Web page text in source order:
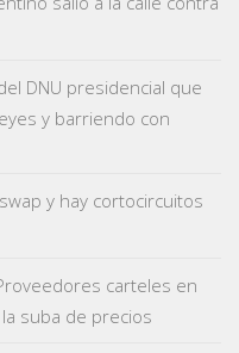
DNU presidencial que
y barriendo con
y hay cortocircuitos
carteles en
suba de precios